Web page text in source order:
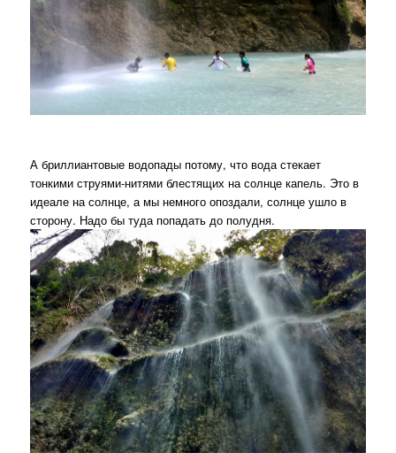
А бриллиантовые водопады потому, что вода стекает
тонкими струями-нитями блестящих на солнце капель. Это в
идеале на солнце, а мы немного опоздали, солнце ушло в
сторону. Надо бы туда попадать до полудня.